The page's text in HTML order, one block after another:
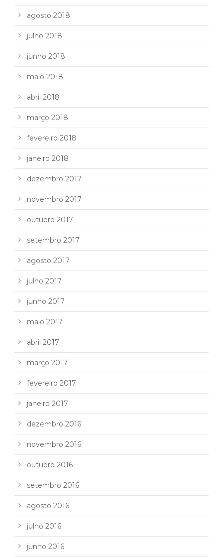
agosto 2018
julho 2018
junho 2018
maio 2018
abril 2018
março 2018
fevereiro 2018
janeiro 2018
dezembro 2017
novembro 2017
outubro 2017
setembro 2017
agosto 2017
julho 2017
junho 2017
maio 2017
abril 2017
março 2017
fevereiro 2017
janeiro 2017
dezembro 2016
novembro 2016
outubro 2016
setembro 2016
agosto 2016
julho 2016
junho 2016